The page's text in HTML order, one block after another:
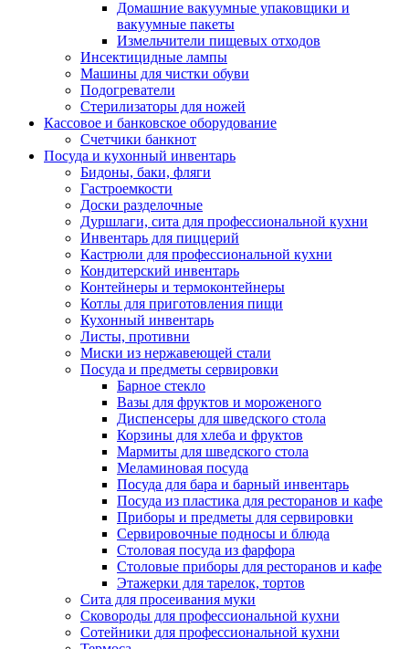
Домашние вакуумные упаковщики и
вакуумные пакеты
Измельчители пищевых отходов
Инсектицидные лампы
Машины для чистки обуви
Подогреватели
Стерилизаторы для ножей
Кассовое и банковское оборудование
Счетчики банкнот
Посуда и кухонный инвентарь
Бидоны, баки, фляги
Гастроемкости
Доски разделочные
Дуршлаги, сита для профессиональной кухни
Инвентарь для пиццерий
Кастрюли для профессиональной кухни
Кондитерский инвентарь
Контейнеры и термоконтейнеры
Котлы для приготовления пищи
Кухонный инвентарь
Листы, противни
Миски из нержавеющей стали
Посуда и предметы сервировки
Барное стекло
Вазы для фруктов и мороженого
Диспенсеры для шведского стола
Корзины для хлеба и фруктов
Мармиты для шведского стола
Меламиновая посуда
Посуда для бара и барный инвентарь
Посуда из пластика для ресторанов и кафе
Приборы и предметы для сервировки
Сервировочные подносы и блюда
Столовая посуда из фарфора
Столовые приборы для ресторанов и кафе
Этажерки для тарелок, тортов
Сита для просеивания муки
Сковороды для профессиональной кухни
Сотейники для профессиональной кухни